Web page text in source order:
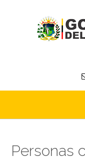
Personas